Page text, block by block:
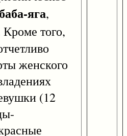
баба-яга,
Кроме того,
женского
(12